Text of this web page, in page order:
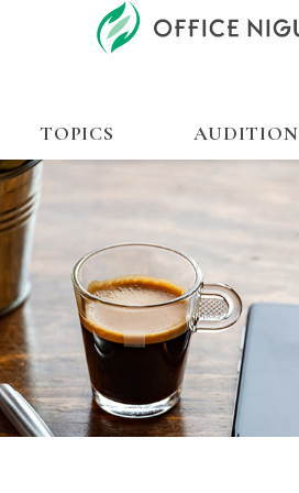
TOPICS AUDITION